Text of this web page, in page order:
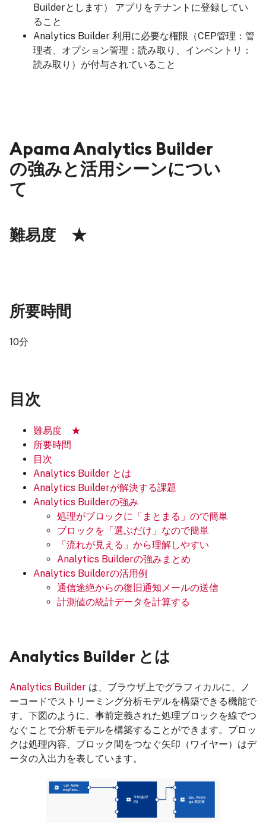
Builderとします） アプリをテナントに登録してい
ること
Analytics Builder 利用に必要な権限（CEP管理：管
理者、オプション管理：読み取り、インベントリ：
読み取り）が付与されていること
Apama Analytics Builder
の強みと活用シーンについ
て
難易度 ★
所要時間
10分
目次
難易度 ★
所要時間
目次
Analytics Builder とは
Analytics Builderが解決する課題
Analytics Builderの強み
処理がブロックに「まとまる」ので簡単
ブロックを「選ぶだけ」なので簡単
「流れが見える」から理解しやすい
Analytics Builderの強みまとめ
Analytics Builderの活用例
通信途絶からの復旧通知メールの送信
計測値の統計データを計算する
Analytics Builder とは
Analytics Builder は、ブラウザ上でグラフィカルに、ノ
ーコードでストリーミング分析モデルを構築できる機能で
す。下図のように、事前定義された処理ブロックを線でつ
なぐことで分析モデルを構築することができます。ブロッ
クは処理内容、ブロック間をつなぐ矢印（ワイヤー）はデ
ータの入出力を表しています。